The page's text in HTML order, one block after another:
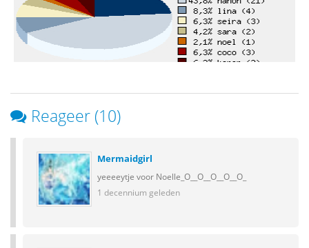
Reageer (10)
Mermaidgirl
yeeeeytje voor Noelle_O__O__O__O__O_
1 decennium geleden